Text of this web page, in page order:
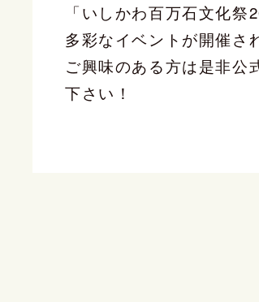
「いしかわ百万石文化
多彩なイベントが開催さ
ご興味のある方は是非公
下さい！